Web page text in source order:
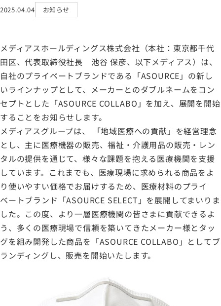
2025.04.04 お知らせ
メディアスホールディングス株式会社（本社：東京都千代
田区、代表取締役社長 池谷 保彦、以下メディアス）は、
自社のプライベートブランドである「ASOURCE」の新し
いラインナップとして、メーカーとのダブルネームをコン
セプトとした「ASOURCE COLLABO」を加え、展開を開始
することをお知らせします。
メディアスグループは、 「地域医療への貢献」を経営理念
とし、主に医療機器の販売、福祉・介護用品の販売・レン
タルの提供を通じて、様々な課題を抱える医療機関を支援
しています。これまでも、医療現場に求められる商品をよ
り使いやすい価格でお届けするため、医療材料のプライ
ベートブランド「ASOURCE SELECT」を展開してまいりま
した。この度、より一層医療機関の皆さまに貢献できるよ
う、多くの医療現場で信頼を築いてきたメーカー様とタッ
グを組み開発した商品を「ASOURCE COLLABO」としてブ
ランディングし、販売を開始いたします。